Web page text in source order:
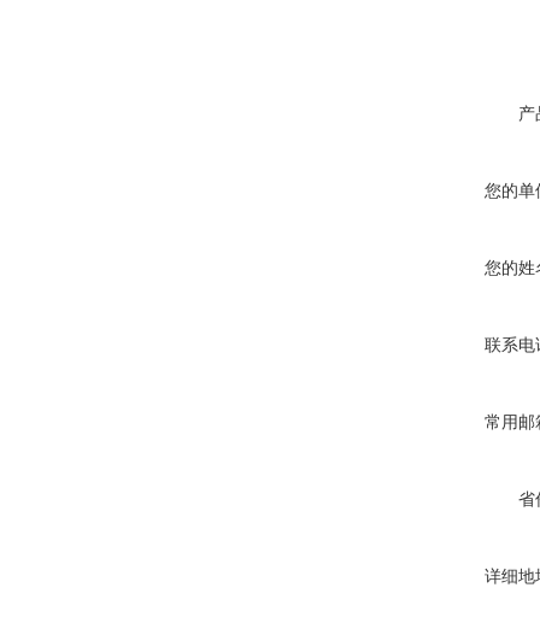
产
您的单
您的姓
联系电
常用邮
省
详细地